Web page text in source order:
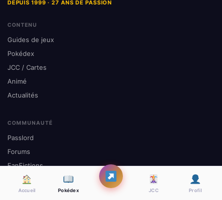
Accueil Pokédex JCC Profil
DEPUIS 1999 · 27 ANS DE PASSION
CONTENU
Guides de jeux
Pokédex
JCC / Cartes
Animé
Actualités
COMMUNAUTÉ
Passlord
Forums
FanFictions
TopTeams
Concours